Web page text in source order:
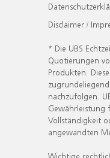
Disclaimer /
* Die UBS
Quotierungen
Produkten.
nachzufolgen.
Gewährleistung
Vollständigkeit
angewandten